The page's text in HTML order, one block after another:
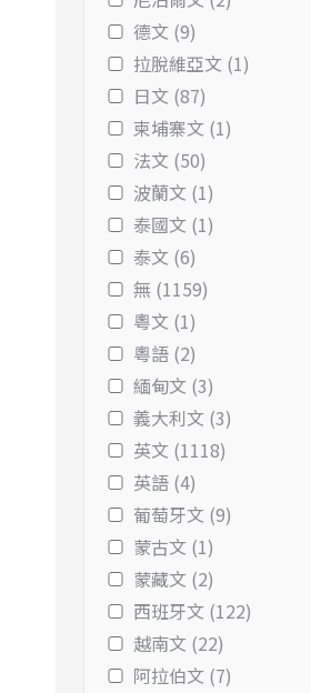
德文 (9)
拉脫維亞文 (1)
日文 (87)
柬埔寨文 (1)
法文 (50)
波蘭文 (1)
泰國文 (1)
泰文 (6)
無 (1159)
粵文 (1)
粵語 (2)
緬甸文 (3)
義大利文 (3)
英文 (1118)
英語 (4)
葡萄牙文 (9)
蒙古文 (1)
蒙藏文 (2)
西班牙文 (122)
越南文 (22)
阿拉伯文 (7)